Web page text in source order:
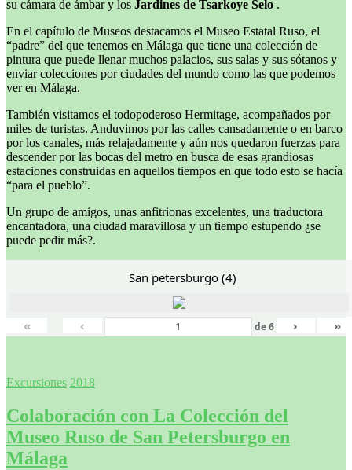
su cámara de ámbar y los Jardines de Tsarkoye Selo .
En el capítulo de Museos destacamos el Museo Estatal Ruso, el
“padre” del que tenemos en Málaga que tiene una colección de
pintura que puede llenar muchos palacios, sus salas y sus sótanos y
enviar colecciones por ciudades del mundo como las que podemos
ver en Málaga.
También visitamos el todopoderoso Hermitage, acompañados por
miles de turistas. Anduvimos por las calles cansadamente o en barco
por los canales, más relajadamente y aún nos quedaron fuerzas para
descender por las bocas del metro en busca de esas grandiosas
estaciones construidas en aquellos tiempos en que todo esto se hacía
“para el pueblo”.
Un grupo de amigos, unas anfitrionas excelentes, una traductora
encantadora, una ciudad maravillosa y un tiempo estupendo ¿se
puede pedir más?.
San petersburgo (4)
« ‹ de6 › »
Excursiones 2018
Colaboración con La Colección del
Museo Ruso de San Petersburgo en
Málaga